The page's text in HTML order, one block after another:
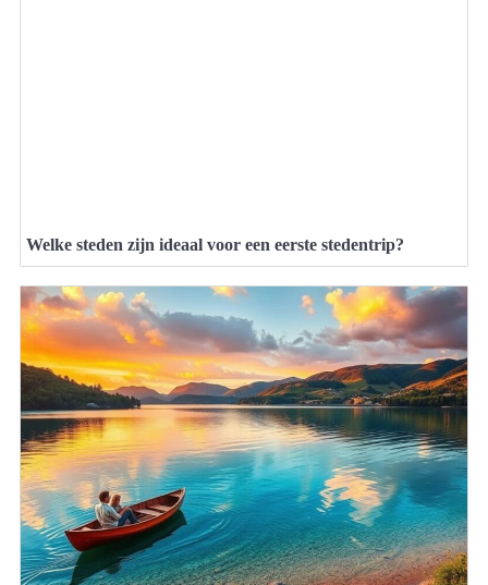
Welke steden zijn ideaal voor een eerste stedentrip?